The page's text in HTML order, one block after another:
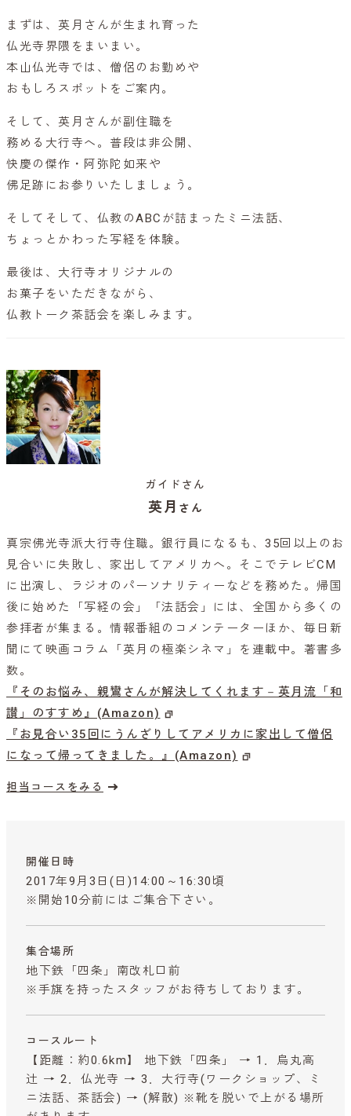
まずは、英月さんが生まれ育った
仏光寺界隈をまいまい。
本山仏光寺では、僧侶のお勤めや
おもしろスポットをご案内。
そして、英月さんが副住職を
務める大行寺へ。普段は非公開、
快慶の傑作・阿弥陀如来や
佛足跡にお参りいたしましょう。
そしてそして、仏教のABCが詰まったミニ法話、
ちょっとかわった写経を体験。
最後は、大行寺オリジナルの
お菓子をいただきながら、
仏教トーク茶話会を楽しみます。
ガイドさん
英月 さん
真宗佛光寺派大行寺住職。銀行員になるも、35回以上のお
見合いに失敗し、家出してアメリカへ。そこでテレビCM
に出演し、ラジオのパーソナリティーなどを務めた。帰国
後に始めた「写経の会」「法話会」には、全国から多くの
参拝者が集まる。情報番組のコメンテーターほか、毎日新
聞にて映画コラム「英月の極楽シネマ」を連載中。著書多
数。
『そのお悩み、親鸞さんが解決してくれます－英月流「和
讃」のすすめ』(Amazon)
『お見合い35回にうんざりしてアメリカに家出して僧侶
になって帰ってきました。』(Amazon)
担当コースをみる
開催日時
2017年9月3日(日)14:00～16:30頃
※開始10分前にはご集合下さい。
集合場所
地下鉄「四条」南改札口前
※手旗を持ったスタッフがお待ちしております。
コースルート
【距離：約0.6km】 地下鉄「四条」 → 1．烏丸高
辻 → 2．仏光寺 → 3．大行寺(ワークショップ、ミ
ニ法話、茶話会) → (解散) ※靴を脱いで上がる場所